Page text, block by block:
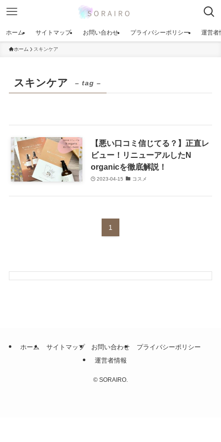
ホーム サイトマップ お問い合わせ プライバシーポリシー 運営者
ホーム スキンケア
スキンケア – tag –
【悪い口コミ信じてる？】正直レ
ビュー！リニューアルしたN
organicを徹底解説！
2023-04-15 コスメ
1
ホーム サイトマップ お問い合わせ
プライバシーポリシー
運営者情報
© SORAIRO.